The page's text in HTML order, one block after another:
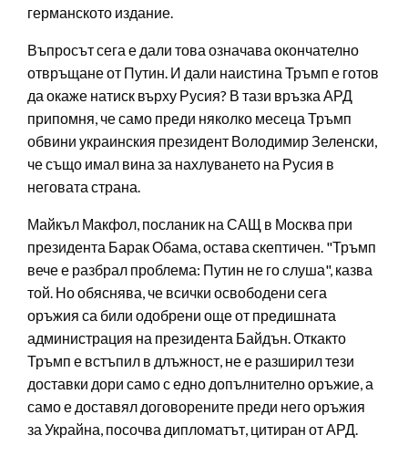
германското издание.
Въпросът сега е дали това означава окончателно
отвръщане от Путин. И дали наистина Тръмп е готов
да окаже натиск върху Русия? В тази връзка АРД
припомня, че само преди няколко месеца Тръмп
обвини украинския президент Володимир Зеленски,
че също имал вина за нахлуването на Русия в
неговата страна.
Майкъл Макфол, посланик на САЩ в Москва при
президента Барак Обама, остава скептичен. "Тръмп
вече е разбрал проблема: Путин не го слуша", казва
той. Но обяснява, че всички освободени сега
оръжия са били одобрени още от предишната
администрация на президента Байдън. Откакто
Тръмп е встъпил в длъжност, не е разширил тези
доставки дори само с едно допълнително оръжие, а
само е доставял договорените преди него оръжия
за Украйна, посочва дипломатът, цитиран от АРД.